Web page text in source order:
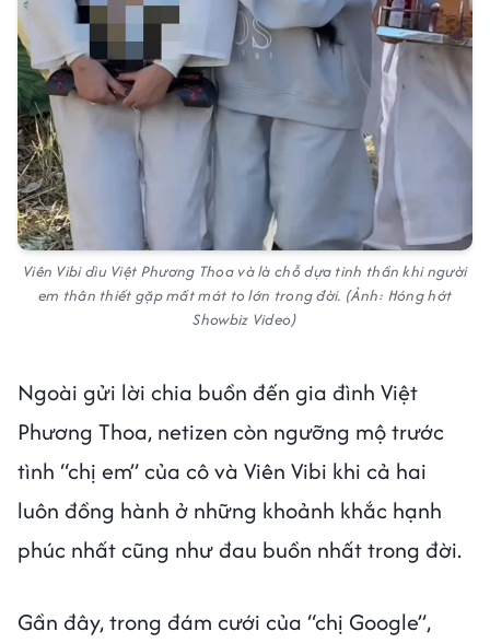
Viên Vibi dìu Việt Phương Thoa và là chỗ dựa tinh thần khi người
em thân thiết gặp mất mát to lớn trong đời. (Ảnh: Hóng hớt
Showbiz Video)
Ngoài gửi lời chia buồn đến gia đình Việt
Phương Thoa, netizen còn ngưỡng mộ trước
tình “chị em” của cô và Viên Vibi khi cả hai
luôn đồng hành ở những khoảnh khắc hạnh
phúc nhất cũng như đau buồn nhất trong đời.
Gần đây, trong đám cưới của “chị Google”,